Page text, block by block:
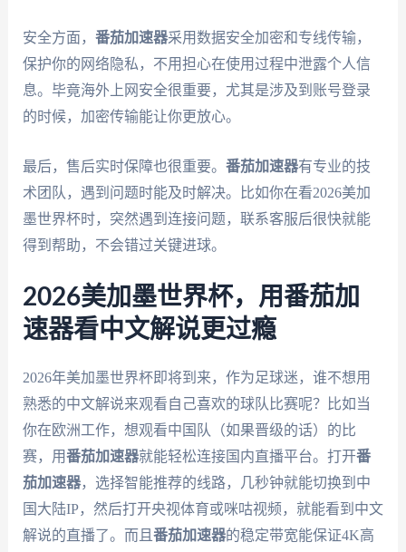
安全方面， 番茄加速器采用数据安全加密和专线传输，
保护你的网络隐私，不用担心在使用过程中泄露个人信
息。毕竟海外上网安全很重要，尤其是涉及到账号登录
的时候，加密传输能让你更放心。
最后，售后实时保障也很重要。 番茄加速器有专业的技
术团队，遇到问题时能及时解决。比如你在看2026美加
墨世界杯时，突然遇到连接问题，联系客服后很快就能
得到帮助，不会错过关键进球。
2026美加墨世界杯，用番茄加
速器看中文解说更过瘾
2026年美加墨世界杯即将到来，作为足球迷，谁不想用
熟悉的中文解说来观看自己喜欢的球队比赛呢？比如当
你在欧洲工作，想观看中国队（如果晋级的话）的比
赛，用番茄加速器就能轻松连接国内直播平台。打开番
茄加速器，选择智能推荐的线路，几秒钟就能切换到中
国大陆IP，然后打开央视体育或咪咕视频，就能看到中文
解说的直播了。而且 番茄加速器的稳定带宽能保证4K高